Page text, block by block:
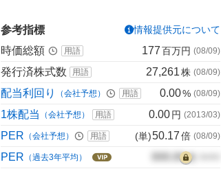
参考指標 情報提供元について
時価総額 用語 177百万円 (08/09)
発行済株式数 用語 27,261株 (08/09)
配当利回り （会社予想） 用語 0.00% (08/09)
1株配当 （会社予想） 用語 0.00円 (2013/03)
PER （会社予想） 用語 (単)50.17倍 (08/09)
PER （過去3年平均） 000.00倍